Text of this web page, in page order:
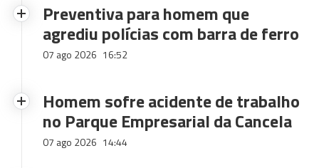
Preventiva para homem que
agrediu polícias com barra de ferro
07 ago 2026 16:52
Homem sofre acidente de trabalho
no Parque Empresarial da Cancela
07 ago 2026 14:44